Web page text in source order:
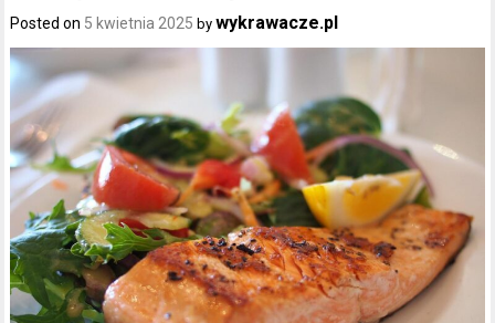
Posted on 5 kwietnia 2025 bywykrawacze.pl